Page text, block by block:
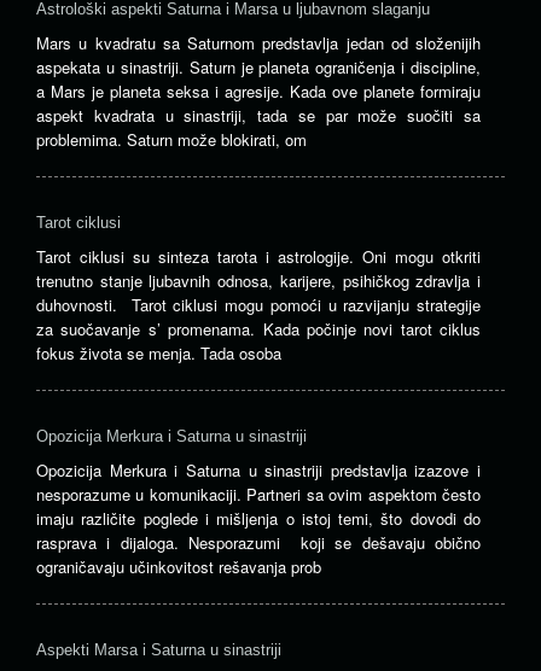
Astrološki aspekti Saturna i Marsa u ljubavnom slaganju
Mars u kvadratu sa Saturnom predstavlja jedan od složenijih
aspekata u sinastriji. Saturn je planeta ograničenja i discipline,
a Mars je planeta seksa i agresije. Kada ove planete formiraju
aspekt kvadrata u sinastriji, tada se par može suočiti sa
problemima. Saturn može blokirati, om
Tarot ciklusi
Tarot ciklusi su sinteza tarota i astrologije. Oni mogu otkriti
trenutno stanje ljubavnih odnosa, karijere, psihičkog zdravlja i
duhovnosti. Tarot ciklusi mogu pomoći u razvijanju strategije
za suočavanje s’ promenama. Kada počinje novi tarot ciklus
fokus života se menja. Tada osoba
Opozicija Merkura i Saturna u sinastriji
Opozicija Merkura i Saturna u sinastriji predstavlja izazove i
nesporazume u komunikaciji. Partneri sa ovim aspektom često
imaju različite poglede i mišljenja o istoj temi, što dovodi do
rasprava i dijaloga. Nesporazumi koji se dešavaju obično
ograničavaju učinkovitost rešavanja prob
Aspekti Marsa i Saturna u sinastriji